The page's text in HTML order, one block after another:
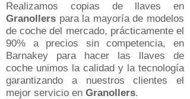
Realizamos copias de llaves en
Granollers para la mayoría de modelos
de coche del mercado, prácticamente el
90% a precios sin competencia, en
Barnakey para hacer las llaves de
coche unimos la calidad y la tecnología
garantizando a nuestros clientes el
mejor servicio en Granollers.